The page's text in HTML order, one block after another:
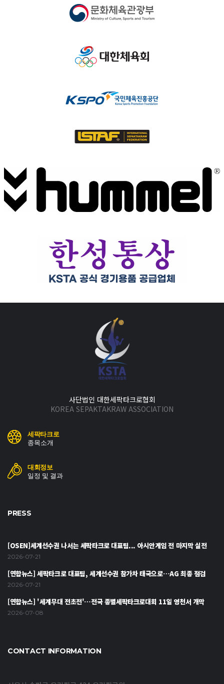
사단법인 대한세팍타크로협회
KOREA SEPAKTAKRAW ASSOCIATION
세팍타크로
종목소개
대회정보
일정 및 결과
PRESS
[OSEN]세계선수권 나서는 세팍타크로 대표팀... 아시안게임 전 마지막 실전
2026-07-21
[연합뉴스] 세팍타크로 대표팀, 세계선수권 참가차 태국으로…AG 최종 점검
2026-07-21
[연합뉴스] '세계무대 전초전'…전국 종별세팍타크로대회 11일 영천서 개막
2026-07-08
CONTACT INFORMATION